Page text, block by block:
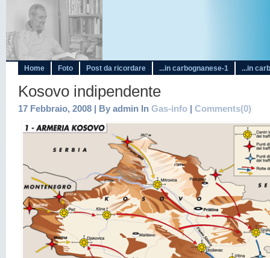
Home Foto Post da ricordare ...in carbognanese-1 ...in
Kosovo indipendente
17 Febbraio, 2008 | By admin In Gas-info | Comments(0)